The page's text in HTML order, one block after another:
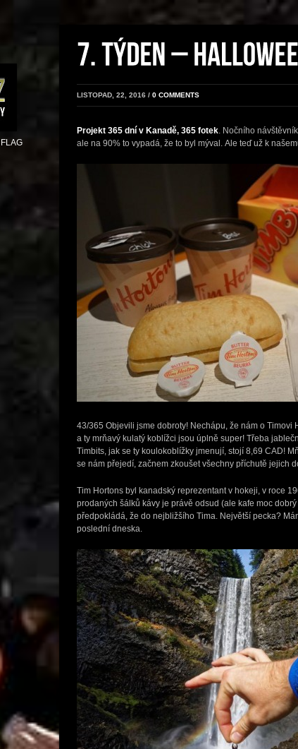
LISTOPAD, 22, 2016 / 0 COMMENTS
Projekt 365 dní v Kanadě, 365 fotek. Nočního
ale na 90% to vypadá, že to byl mýval. Ale teď už k
43/365 Objevili jsme dobroty! Nechápu, že nám o Timovi
a ty mrňavý kulatý koblížci jsou úplně super! Třeba
Timbits, jak se ty koulokoblížky jmenují, stojí 8,69 CAD!
se nám přejedí, začnem zkoušet všechny příchutě jejich
Tim Hortons byl kanadský reprezentant v hokeji, v roce
prodaných šálků kávy je právě odsud (ale kafe moc
předpokládá, že do nejbližšího Tima. Největší pecka?
poslední dneska.